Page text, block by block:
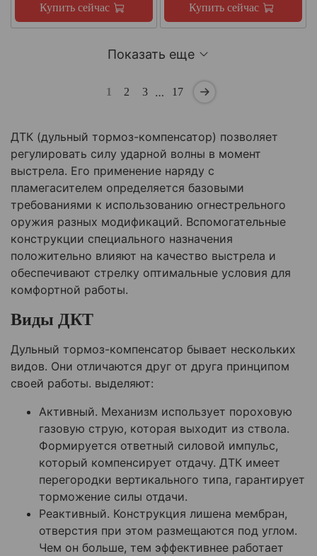
Купить сейчас Купить сейчас
Показать еще
1 2 3 … 17
ДТК (дульный тормоз-компенсатор) позволяет
регулировать силу ударной волны в момент
выстрела. Его применение наряду с
пламегасителем определяется базовыми
требованиями к использованию огнестрельного
оружия разных модификаций. Вспомогательные
конструкции специального назначения
положительно влияют на качество выстрела и
обеспечивают стрелку оптимальные условия для
комфортной работы.
Виды ДКТ
Дульный тормоз-компенсатор бывает нескольких
видов. Они отличаются друг от друга принципом
своей работы. выделяют:
Активный. Механизм использует пороховую
газовую струю, которая выходит из ствола.
Формируется ответный силовой импульс,
который компенсирует отдачу. ДТК имеет
перегородки вертикального типа, гарантирует
торможение силы отдачи.
Реактивный. Конструкция лишена мембран,
отверстия при этом размещаются под углом.
Чем он больше, тем эффективнее работает